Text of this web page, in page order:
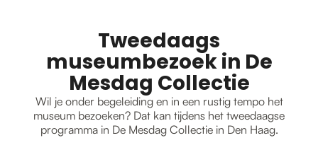
Tweedaags
museumbezoek in De
Mesdag Collectie
Wil je onder begeleiding en in een rustig tempo het
museum bezoeken? Dat kan tijdens het tweedaagse
programma in De Mesdag Collectie in Den Haag.